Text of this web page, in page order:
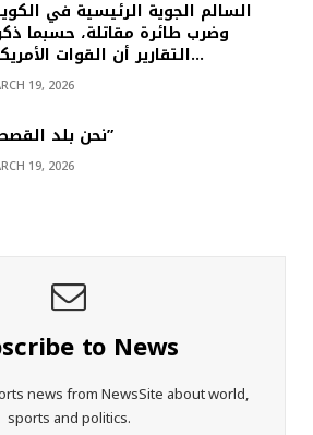
السالم الجوية الرئيسية في
وضرب طائرة مقاتلة، حسبما
التقارير أن القوات الأمريكية…
19, 2026
“نحن بلد القصص”
19, 2026
to News
news from NewsSite about world,
sports and politics.